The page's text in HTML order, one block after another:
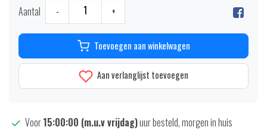
Aantal - +
Toevoegen aan winkelwagen
Aan verlanglijst toevoegen
Voor15:00:00 (m.u.v vrijdag)uur besteld, morgen in huis